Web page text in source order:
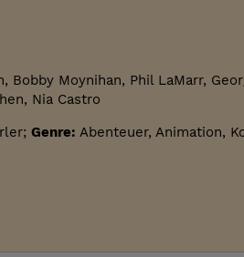
Moynihan, Phil LaMarr,
Nia Castro
Genre: Abenteuer, Animation,